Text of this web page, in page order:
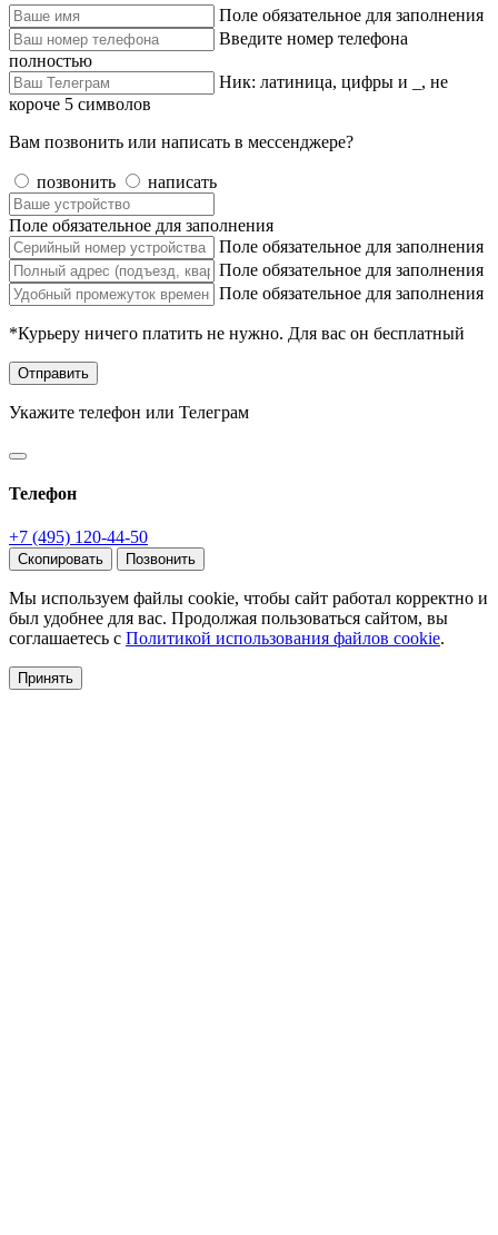
Поле обязательное для заполнения
Введите номер телефона
полностью
Ник: латиница, цифры и _, не
короче 5 символов
Вам позвонить или написать в мессенджере?
позвонить написать
Поле обязательное для заполнения
Поле обязательное для заполнения
Поле обязательное для заполнения
Поле обязательное для заполнения
*Курьеру ничего платить не нужно. Для вас он бесплатный
Отправить
Укажите телефон или Телеграм
Телефон
+7 (495) 120-44-50
Скопировать Позвонить
Мы используем файлы cookie, чтобы сайт работал корректно и
был удобнее для вас. Продолжая пользоваться сайтом, вы
соглашаетесь с Политикой использования файлов cookie.
Принять